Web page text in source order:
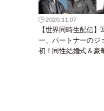
2020.11.07
【世界同時生配信
ー、パートナーのジ
初！同性結婚式＆豪